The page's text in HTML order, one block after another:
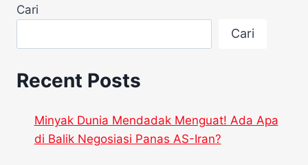
DALAM
SATU
Cari
Cari
Recent Posts
Minyak Dunia Mendadak Menguat! Ada Apa
di Balik Negosiasi Panas AS-Iran?